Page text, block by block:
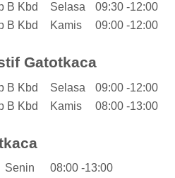
B Kbd Selasa
09:30 -12:00
B Kbd
Kamis 09:00 -12:00
Gatotkaca
B Kbd Selasa
09:00 -12:00
B Kbd
Kamis 08:00 -13:00
Senin
08:00 -13:00